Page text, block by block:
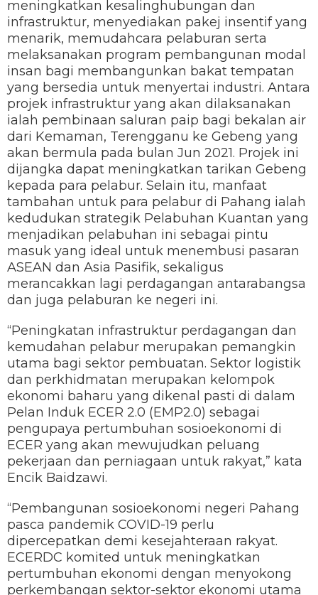
meningkatkan kesalinghubungan dan
infrastruktur, menyediakan pakej insentif yang
menarik, memudahcara pelaburan serta
melaksanakan program pembangunan modal
insan bagi membangunkan bakat tempatan
yang bersedia untuk menyertai industri. Antara
projek infrastruktur yang akan dilaksanakan
ialah pembinaan saluran paip bagi bekalan air
dari Kemaman, Terengganu ke Gebeng yang
akan bermula pada bulan Jun 2021. Projek ini
dijangka dapat meningkatkan tarikan Gebeng
kepada para pelabur. Selain itu, manfaat
tambahan untuk para pelabur di Pahang ialah
kedudukan strategik Pelabuhan Kuantan yang
menjadikan pelabuhan ini sebagai pintu
masuk yang ideal untuk menembusi pasaran
ASEAN dan Asia Pasifik, sekaligus
merancakkan lagi perdagangan antarabangsa
dan juga pelaburan ke negeri ini.
“Peningkatan infrastruktur perdagangan dan
kemudahan pelabur merupakan pemangkin
utama bagi sektor pembuatan. Sektor logistik
dan perkhidmatan merupakan kelompok
ekonomi baharu yang dikenal pasti di dalam
Pelan Induk ECER 2.0 (EMP2.0) sebagai
pengupaya pertumbuhan sosioekonomi di
ECER yang akan mewujudkan peluang
pekerjaan dan perniagaan untuk rakyat,” kata
Encik Baidzawi.
“Pembangunan sosioekonomi negeri Pahang
pasca pandemik COVID-19 perlu
dipercepatkan demi kesejahteraan rakyat.
ECERDC komited untuk meningkatkan
pertumbuhan ekonomi dengan menyokong
perkembangan sektor-sektor ekonomi utama